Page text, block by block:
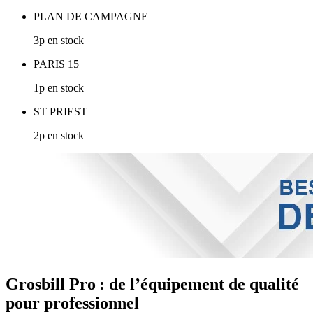
PLAN DE CAMPAGNE
3p en stock
PARIS 15
1p en stock
ST PRIEST
2p en stock
Grosbill Pro : de l’équipement de qualité
pour professionnel